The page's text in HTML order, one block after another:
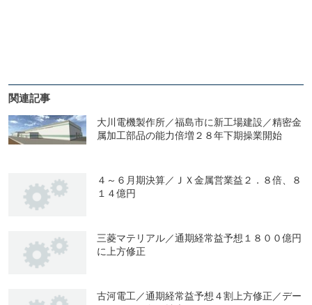
関連記事
大川電機製作所／福島市に新工場建設／精密金
属加工部品の能力倍増２８年下期操業開始
４～６月期決算／ＪＸ金属営業益２．８倍、８
１４億円
三菱マテリアル／通期経常益予想１８００億円
に上方修正
古河電工／通期経常益予想４割上方修正／デー